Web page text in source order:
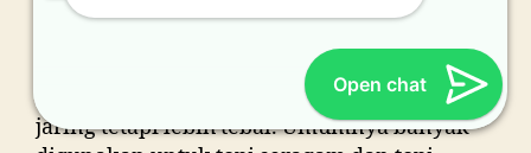
bahan yang akhir-akhir ini banyak
digunakan. Bahan ini mirip dengan bahan
jaring tetapi lebih tebal. Umumnya banyak
Open chat